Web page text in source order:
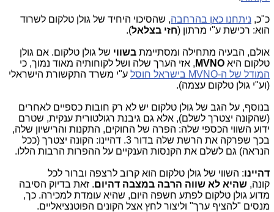
כ"כ, ניתחנו כאן בהרחבה, שהסיכוי היחיד של גולן טלקום לשרוד
הוא: רכישת ע"י מרתון (חזי בצלאל).
אולם, הבעיה מתחילה ומסתיימת בשווי של גולן טלקום. אם גולן
טלקום היא MVNO , אזי הערך שלה ושל לקוחותיה מאוד נמוך, כי
המודל של ה-MVNO בישראל חוסל
ע"י משרד התקשורת הישראלי
(וע"י גולן טלקום עצמה).
בנוסף, על הגב של גולן טלקום יש לא רק חובות כספיים לאחרים
(שהקונה יצטרך לשלם), אלא גם גיבנת רגולטורית ענקית, שטרם
ידוע השווי הכספי שלה: הפרה של החוקים, התקנות והרישיון שלה,
בכך שפרקה את הרשת שלה בדור 3. דהיינו: הקונה יצטרך (ככל
הנראה) גם לשלם את הקנסות הענקיים על ההפרות הרבות הללו.
דהיינו: השווי של גולן טלקום הוא קרוב לרצפה וברור לכל
קונה, שהיא לא שווה הרבה במצבה דהיום. זאת בדיוק הסיבה
מדוע גולן טלקום לפתע חשפה היום, שהיא עומדת למכירה. כך,
מנסים "להציף ערך" וליצור לחץ אצל הקונים הפוטנציאליים.